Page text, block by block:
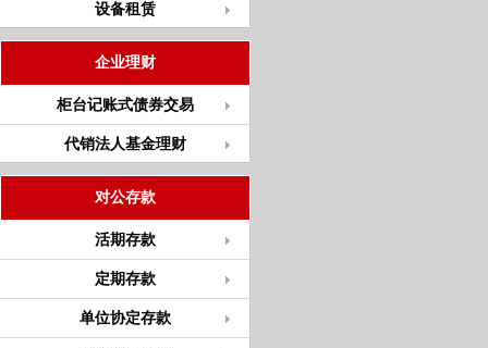
设备租赁
企业理财
柜台记账式债券交易
代销法人基金理财
对公存款
活期存款
定期存款
单位协定存款